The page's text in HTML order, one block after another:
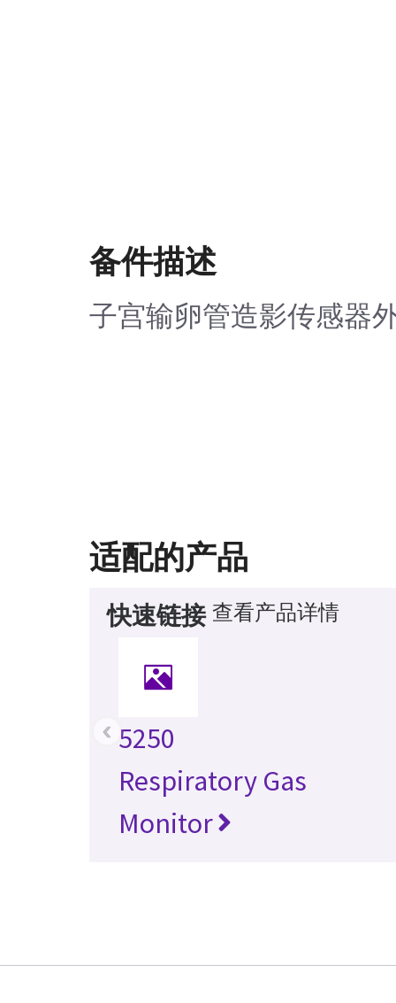
备件描述
子宫输卵管造影传感器
适配的产品
快速链接 查看产品详情
5250
Respiratory Gas
Monitor
‹